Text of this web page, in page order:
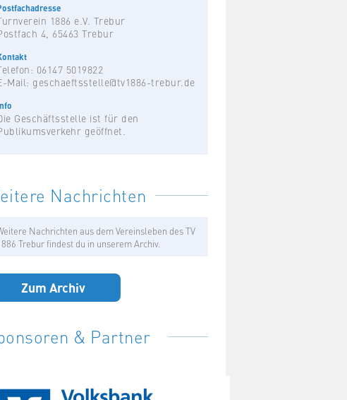
1886 e.V. Trebur
4, 65463 Trebur
06147 5019822
Mail: geschaeftsstelle@tv1886-trebur.de
Geschäftsstelle ist für den
geöffnet.
Nachrichten
Nachrichten aus dem Vereinsleben des TV
Trebur findest du in unserem Archiv.
Zum Archiv
& Partner